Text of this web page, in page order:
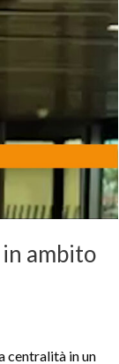
ambito
centralità in un